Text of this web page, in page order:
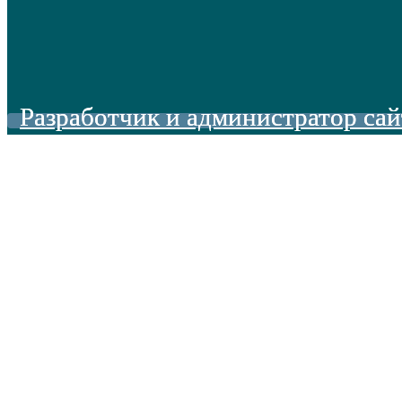
Разработчик и администратор